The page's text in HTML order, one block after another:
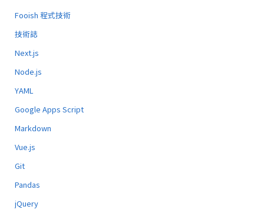
Fooish 程式技術
技術誌
Next.js
Node.js
YAML
Google Apps Script
Markdown
Vue.js
Git
Pandas
jQuery